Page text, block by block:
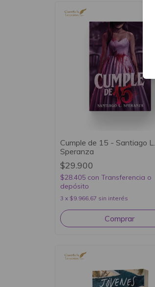
Cumple de 15 - Santiago L.
Speranza
$29.900
$28.405 con Transferencia o
depósito
3 x $9.966,67 sin interés